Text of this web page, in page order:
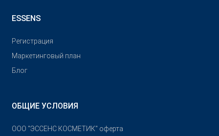
ESSENS
Pегистрация
Маркетинговый план
Блог
ОБЩИЕ УСЛОВИЯ
OOO "ЭССЕНС КОСМЕТИК" оферта